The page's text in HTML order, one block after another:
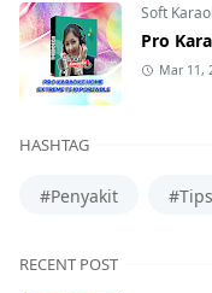
Soft
Pro
Mar 11,
HASHTAG
#Penyakit
RECENT POST